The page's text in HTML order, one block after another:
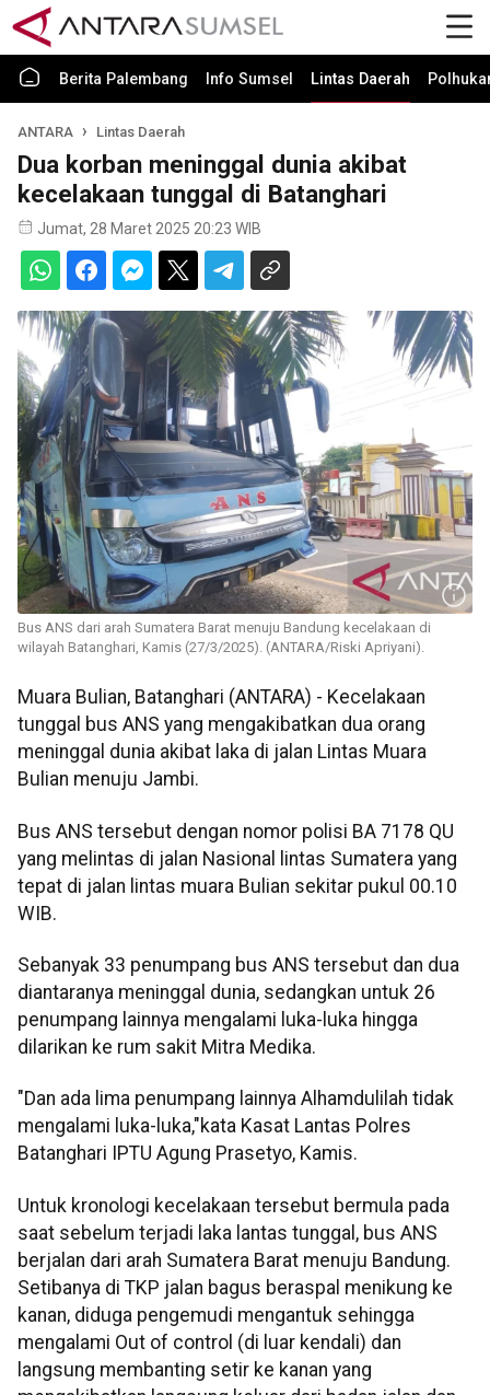
Berita Palembang Info Sumsel Lintas Daerah
ANTARA Lintas Daerah
Dua korban meninggal dunia akibat
kecelakaan tunggal di Batanghari
Jumat, 28 Maret 2025 20:23 WIB
Bus ANS dari arah Sumatera Barat menuju Bandung kecelakaan di
wilayah Batanghari, Kamis (27/3/2025). (ANTARA/Riski Apriyani).
Muara Bulian, Batanghari (ANTARA) - Kecelakaan
tunggal bus ANS yang mengakibatkan dua orang
meninggal dunia akibat laka di jalan Lintas Muara
Bulian menuju Jambi.
Bus ANS tersebut dengan nomor polisi BA 7178 QU
yang melintas di jalan Nasional lintas Sumatera yang
tepat di jalan lintas muara Bulian sekitar pukul 00.10
WIB.
Sebanyak 33 penumpang bus ANS tersebut dan dua
diantaranya meninggal dunia, sedangkan untuk 26
penumpang lainnya mengalami luka-luka hingga
dilarikan ke rum sakit Mitra Medika.
"Dan ada lima penumpang lainnya Alhamdulilah tidak
mengalami luka-luka,"kata Kasat Lantas Polres
Batanghari IPTU Agung Prasetyo, Kamis.
Untuk kronologi kecelakaan tersebut bermula pada
saat sebelum terjadi laka lantas tunggal, bus ANS
berjalan dari arah Sumatera Barat menuju Bandung.
Setibanya di TKP jalan bagus beraspal menikung ke
kanan, diduga pengemudi mengantuk sehingga
mengalami Out of control (di luar kendali) dan
langsung membanting setir ke kanan yang